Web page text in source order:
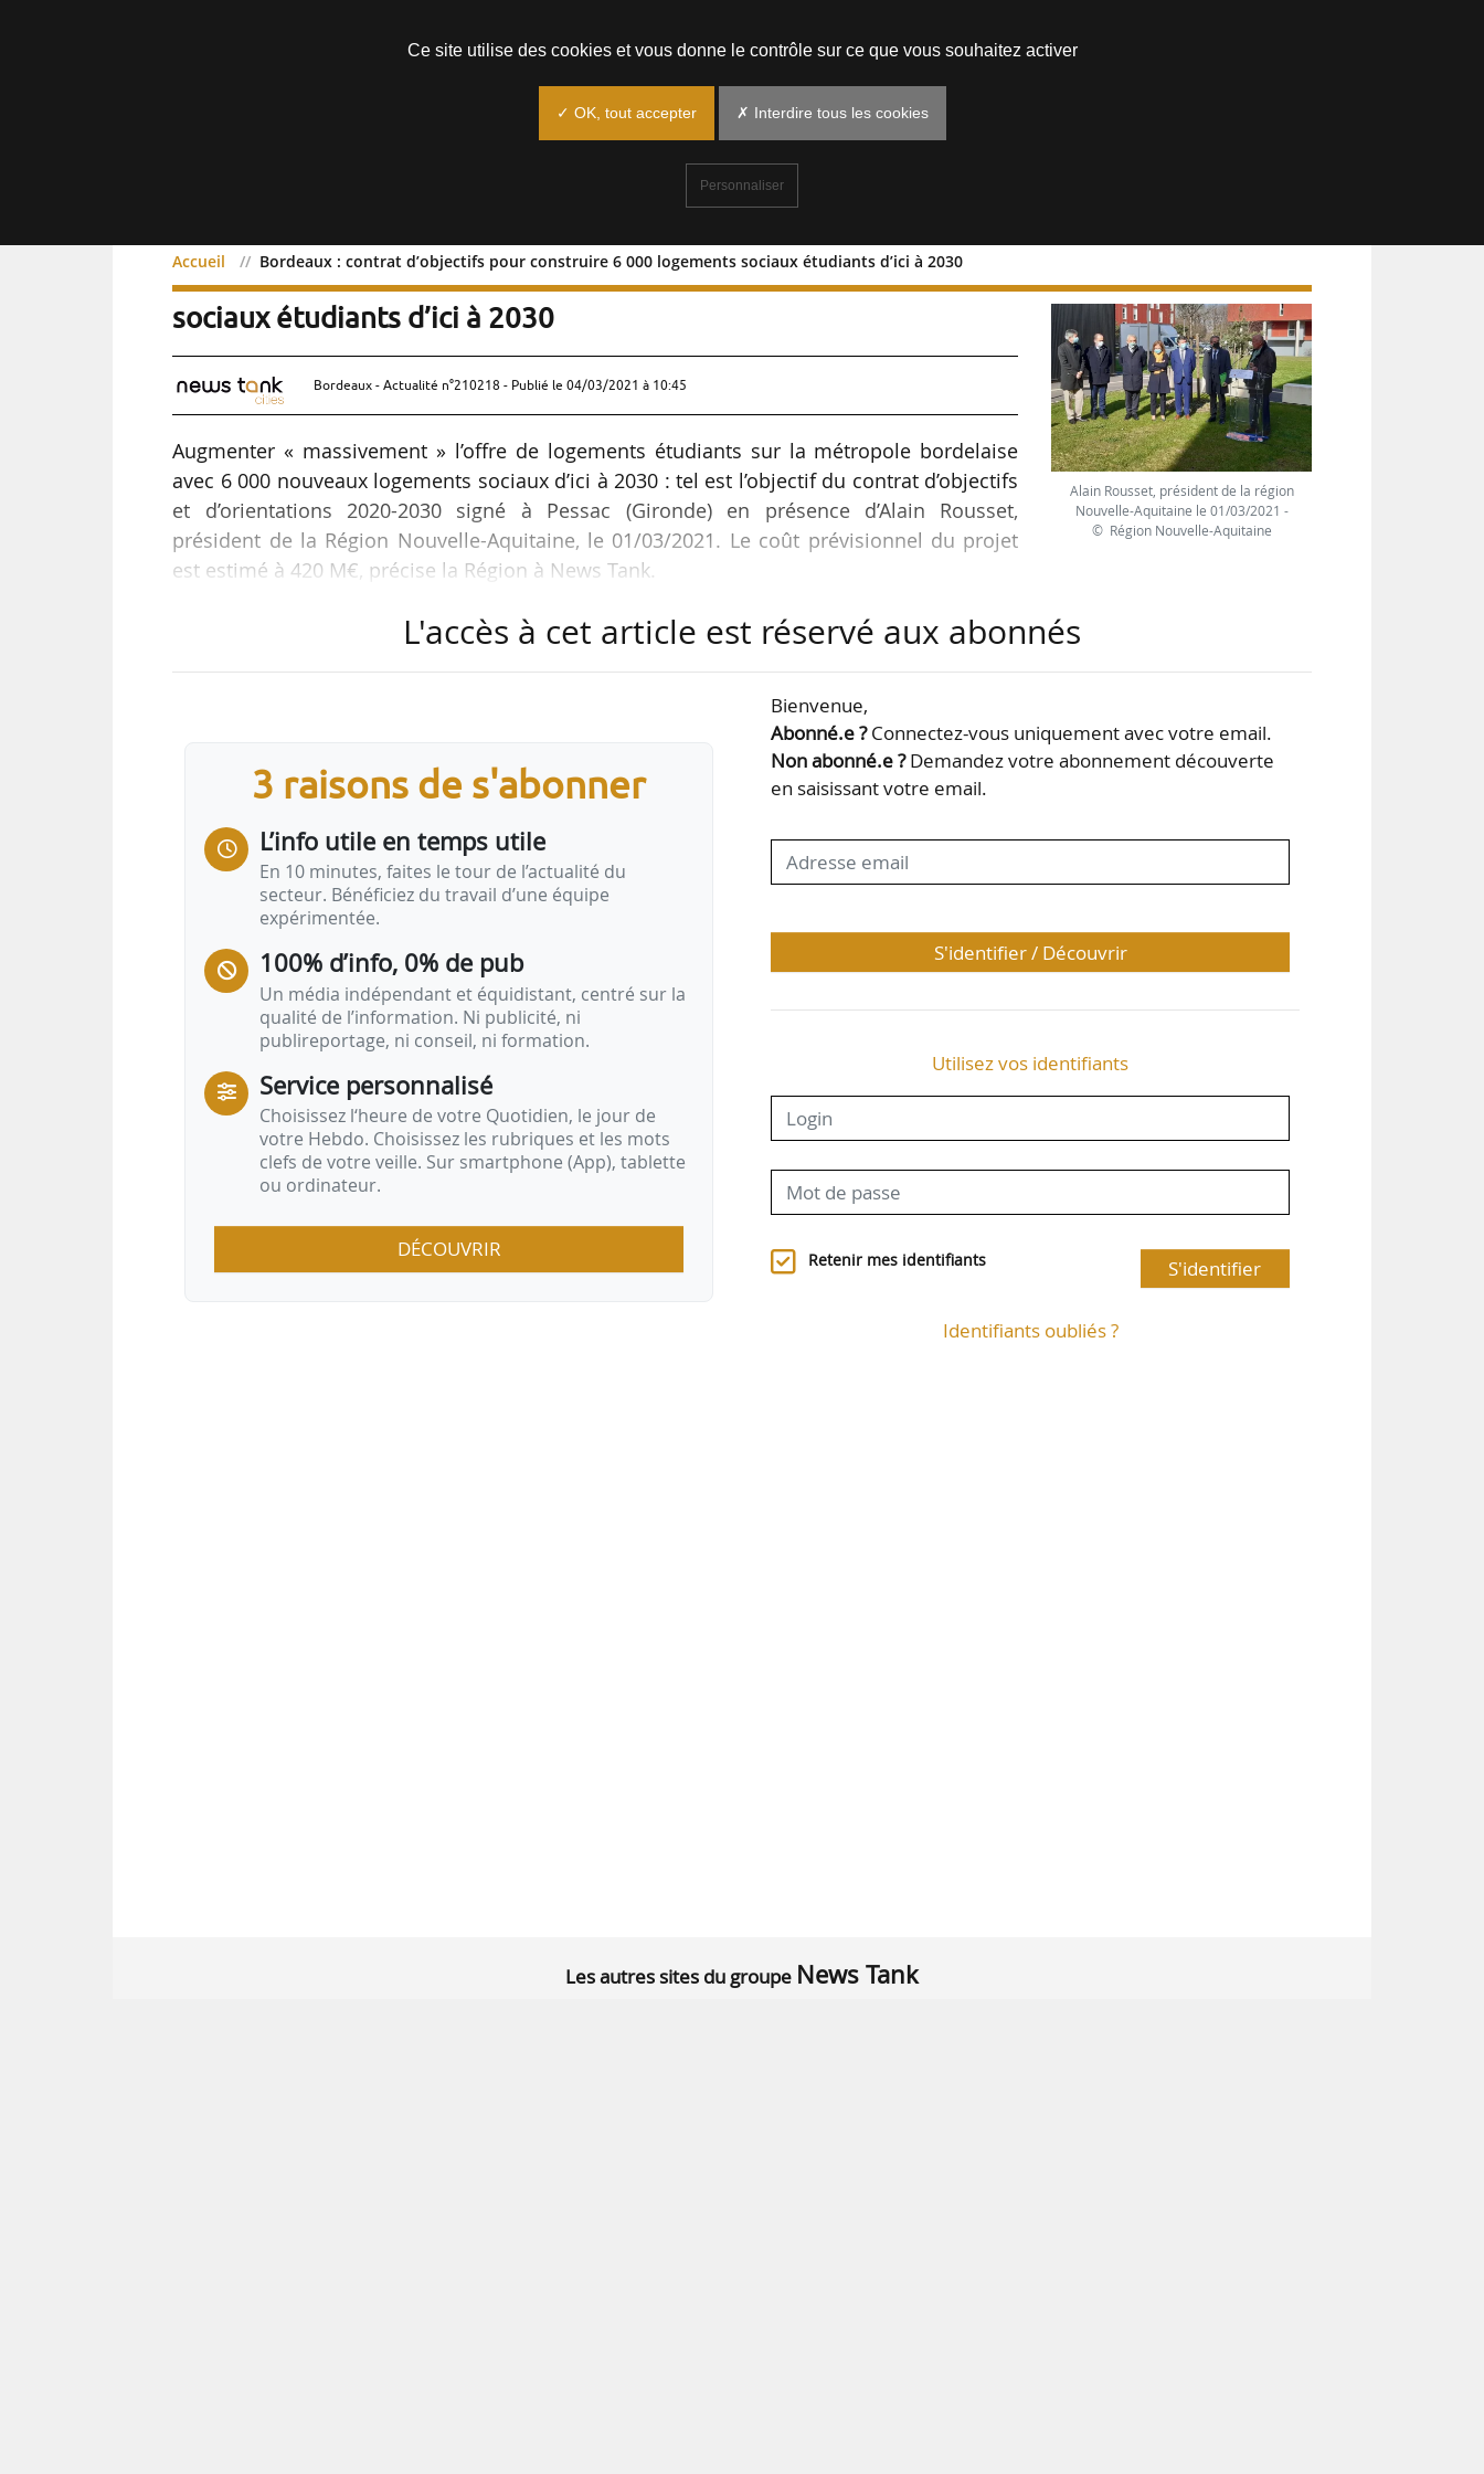
Accueil Bordeaux : contrat d’objectifs pour construire 6 000 logements sociaux étudiants d’ici à 2030
Bordeaux : contrat d’objectifs pour construire 6 000 logements
sociaux étudiants d’ici à 2030
Bordeaux - Actualité n°210218 - Publié le 04/03/2021 à 10:45
Augmenter « massivement » l’offre de logements étudiants sur la métropole bordelaise
avec 6 000 nouveaux logements sociaux d’ici à 2030 : tel est l’objectif du contrat d’objectifs
et d’orientations 2020-2030 signé à Pessac (Gironde) en présence d’Alain Rousset,
président de la Région Nouvelle-Aquitaine, le 01/03/2021. Le coût prévisionnel du projet
est estimé à 420 M€, précise la Région à News Tank.
Le contrat implique cinq partenaires : la région, l’État, Bordeaux métropole, le Crous de
en matière de logement. « L’agglomération bordelaise représente la situation la plus
Alain Rousset, président de la région
Nouvelle-Aquitaine le 01/03/2021 -
© Région Nouvelle-Aquitaine
L'accès à cet article est réservé aux abonnés
3 raisons de s'abonner
L’info utile en temps utile
En 10 minutes, faites le tour de l’actualité du
secteur. Bénéficiez du travail d’une équipe
expérimentée.
100% d’info, 0% de pub
Un média indépendant et équidistant, centré sur la
qualité de l’information. Ni publicité, ni
publireportage, ni conseil, ni formation.
Service personnalisé
Choisissez l‘heure de votre Quotidien, le jour de
votre Hebdo. Choisissez les rubriques et les mots
clefs de votre veille. Sur smartphone (App), tablette
ou ordinateur.
DÉCOUVRIR
Bienvenue,
Abonné.e ?Connectez-vous uniquement avec votre email.
Non abonné.e ?Demandez votre abonnement découverte
en saisissant votre email.
S'identifier / Découvrir
Utilisez vos identifiants
Retenir mes identifiants S'identifier
Identifiants oubliés ?
Les autres sites du groupe News Tank
Ce site utilise des cookies et vous donne le contrôle sur ce que vous souhaitez activer
✓ OK, tout accepter ✗ Interdire tous les cookies
Personnaliser